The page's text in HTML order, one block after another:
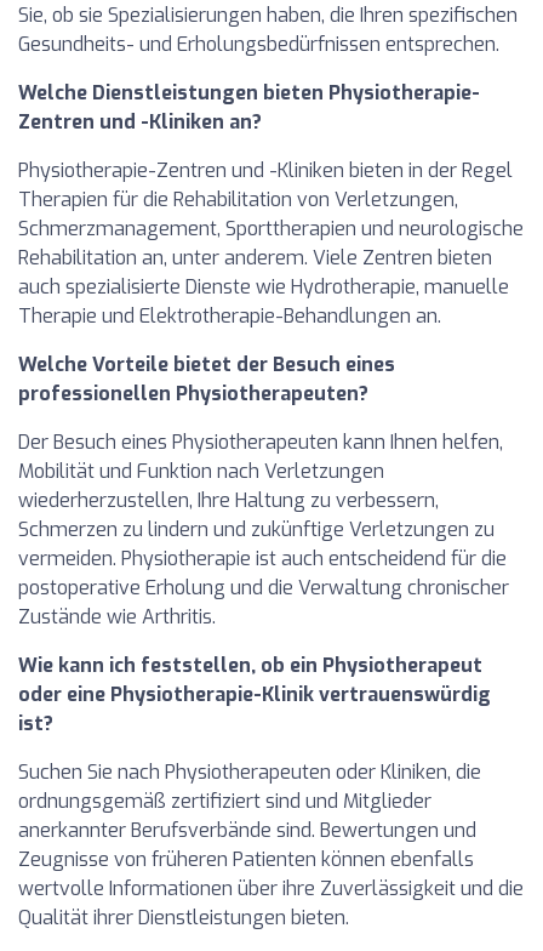
Sie, ob sie Spezialisierungen haben, die Ihren spezifischen
Gesundheits- und Erholungsbedürfnissen entsprechen.
Welche Dienstleistungen bieten Physiotherapie-
Zentren und -Kliniken an?
Physiotherapie-Zentren und -Kliniken bieten in der Regel
Therapien für die Rehabilitation von Verletzungen,
Schmerzmanagement, Sporttherapien und neurologische
Rehabilitation an, unter anderem. Viele Zentren bieten
auch spezialisierte Dienste wie Hydrotherapie, manuelle
Therapie und Elektrotherapie-Behandlungen an.
Welche Vorteile bietet der Besuch eines
professionellen Physiotherapeuten?
Der Besuch eines Physiotherapeuten kann Ihnen helfen,
Mobilität und Funktion nach Verletzungen
wiederherzustellen, Ihre Haltung zu verbessern,
Schmerzen zu lindern und zukünftige Verletzungen zu
vermeiden. Physiotherapie ist auch entscheidend für die
postoperative Erholung und die Verwaltung chronischer
Zustände wie Arthritis.
Wie kann ich feststellen, ob ein Physiotherapeut
oder eine Physiotherapie-Klinik vertrauenswürdig
ist?
Suchen Sie nach Physiotherapeuten oder Kliniken, die
ordnungsgemäß zertifiziert sind und Mitglieder
anerkannter Berufsverbände sind. Bewertungen und
Zeugnisse von früheren Patienten können ebenfalls
wertvolle Informationen über ihre Zuverlässigkeit und die
Qualität ihrer Dienstleistungen bieten.